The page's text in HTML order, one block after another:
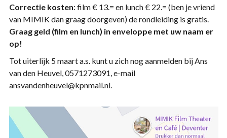
Correctie kosten: film € 13.= en lunch € 22.= (ben je vriend
van MIMIK dan graag doorgeven) de rondleiding is gratis.
Graag geld (film en lunch) in enveloppe met uw naam er
op!
Tot uiterlijk 5 maart a.s. kunt u zich nog aanmelden bij Ans
van den Heuvel, 0571273091, e-mail
ansvandenheuvel@kpnmail.nl.